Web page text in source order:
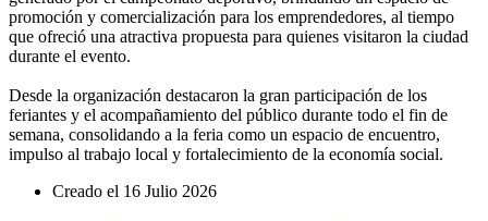
promoción y comercialización para los emprendedores, al tiempo
que ofreció una atractiva propuesta para quienes visitaron la ciudad
durante el evento.
Desde la organización destacaron la gran participación de los
feriantes y el acompañamiento del público durante todo el fin de
semana, consolidando a la feria como un espacio de encuentro,
impulso al trabajo local y fortalecimiento de la economía social.
Creado el 16 Julio 2026